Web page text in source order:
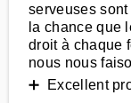
serveuses
la chance que
droit à chaque
nous nous
➕ Excellent